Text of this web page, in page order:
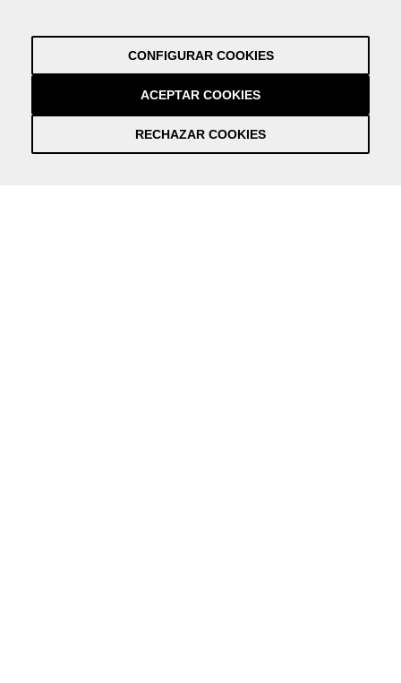
Política de cookies
CONFIGURAR COOKIES
RECHAZAR COOKIES
ACEPTAR COOKIES